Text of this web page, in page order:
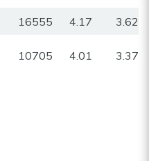
16555 4.17 3.62
10705 4.01 3.37